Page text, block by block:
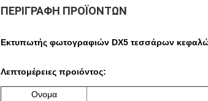
ΠΕΡΙΓΡΑΦΉ ΠΡΟΪΌΝΤΩΝ
Εκτυπωτής φωτογραφιών DX5 τεσσάρων
Λεπτομέρειες προιόντος:
Ονομα